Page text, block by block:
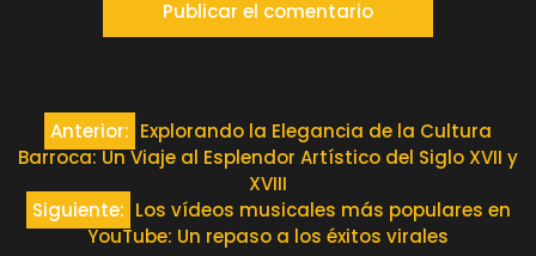
Navegación
de
entradas
Anterior: Explorando la Elegancia de la Cultura
Barroca: Un Viaje al Esplendor Artístico del Siglo XVII y
XVIII
Siguiente: Los vídeos musicales más populares en
YouTube: Un repaso a los éxitos virales